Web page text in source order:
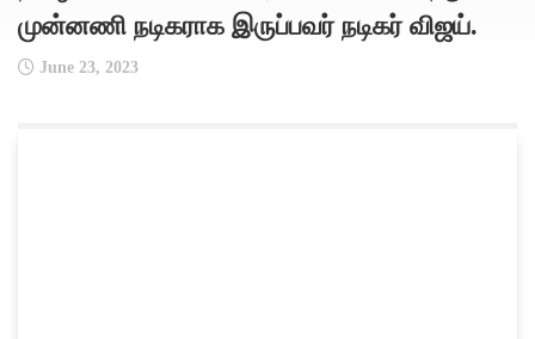
முன்னணி நடிகராக இருப்பவர் நடிகர் விஜய்.
June 23, 2023